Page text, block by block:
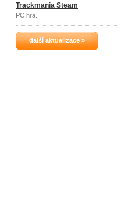
Trackmania Steam
PC hra.
další aktualizace »